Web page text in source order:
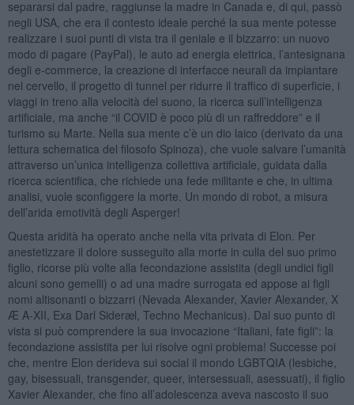
separarsi dal padre, raggiunse la madre in Canada e, di qui, passò
negli USA, che era il contesto ideale perché la sua mente potesse
realizzare i suoi punti di vista tra il geniale e il bizzarro: un nuovo
modo di pagare (PayPal), le auto ad energia elettrica, l’antesignana
degli e-commerce, la creazione di interfacce neurali da impiantare
nel cervello, il progetto di tunnel per ridurre il traffico di superficie, i
viaggi in treno alla velocità del suono, la ricerca sull’intelligenza
artificiale, ma anche “il COVID è poco più di un raffreddore” e il
turismo su Marte. Nella sua mente c’è un dio laico (derivato da una
lettura schematica del filosofo Spinoza), che vuole salvare l’umanità
attraverso un’unica intelligenza collettiva artificiale, guidata dalla
ricerca scientifica, che richiede una fede militante e che, in ultima
analisi, vuole sconfiggere la morte. Un mondo di robot, a misura
dell’arida emotività degli Asperger!
Questa aridità ha operato anche nella vita privata di Elon. Per
anestetizzare il dolore susseguito alla morte in culla del suo primo
figlio, ricorse più volte alla fecondazione assistita (degli undici figli
alcuni sono gemelli) o ad una madre surrogata ed appose ai figli
nomi altisonanti o bizzarri (Nevada Alexander, Xavier Alexander, X
Æ A-XII, Exa Darl Sideræl, Techno Mechanicus). Dal suo punto di
vista si può comprendere la sua invocazione “Italiani, fate figli”: la
fecondazione assistita per lui risolve ogni problema! Successe poi
che, mentre Elon derideva sui social il mondo LGBTQIA (lesbiche,
gay, bisessuali, transgender, queer, intersessuali, asessuati), il figlio
Xavier Alexander, che fino all’adolescenza aveva nascosto il suo